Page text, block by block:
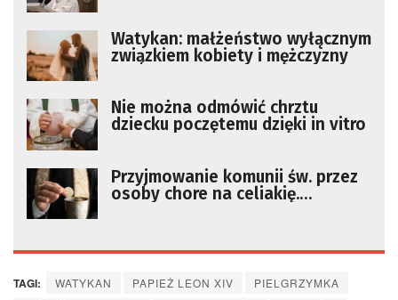
Watykan: małżeństwo wyłącznym
związkiem kobiety i mężczyzny
Nie można odmówić chrztu
dziecku poczętemu dzięki in vitro
Przyjmowanie komunii św. przez
osoby chore na celiakię.
TAGI: WATYKAN PAPIEŻ LEON XIV
PIELGRZYMKA